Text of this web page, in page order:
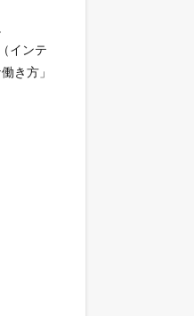
インテ
き方」